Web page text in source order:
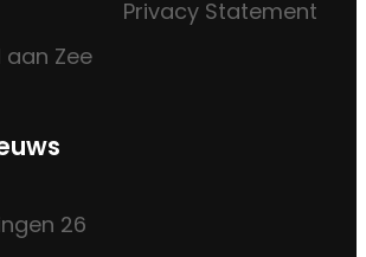
aan Zee
Privacy Statement
26